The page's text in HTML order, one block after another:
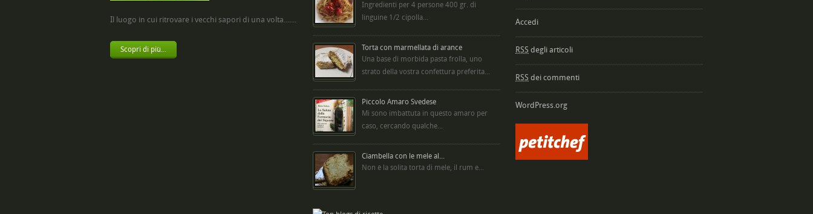
Il luogo in cui ritrovare i vecchi sapori di una volta.......
Scopri di più...
Ingredienti per 4 persone 400 gr. di
linguine 1/2 cipolla...
Torta con marmellata di arance
Una base di morbida pasta frolla, uno
strato della vostra confettura preferita...
Piccolo Amaro Svedese
Mi sono imbattuta in questo amaro per
caso, cercando qualche...
Ciambella con le mele al...
Non è la solita torta di mele, il rum e...
Accedi
RSS degli articoli
RSS dei commenti
WordPress.org